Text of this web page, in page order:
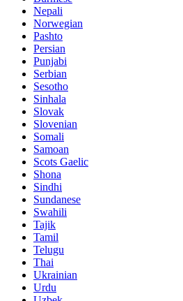
Nepali
Norwegian
Pashto
Persian
Punjabi
Serbian
Sesotho
Sinhala
Slovak
Slovenian
Somali
Samoan
Scots Gaelic
Shona
Sindhi
Sundanese
Swahili
Tajik
Tamil
Telugu
Thai
Ukrainian
Urdu